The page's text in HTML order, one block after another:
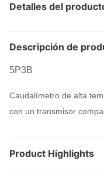
Detalles del
Descripción de
5P3B
Caudalímetro de alta
con un transmisor
Product Highlights